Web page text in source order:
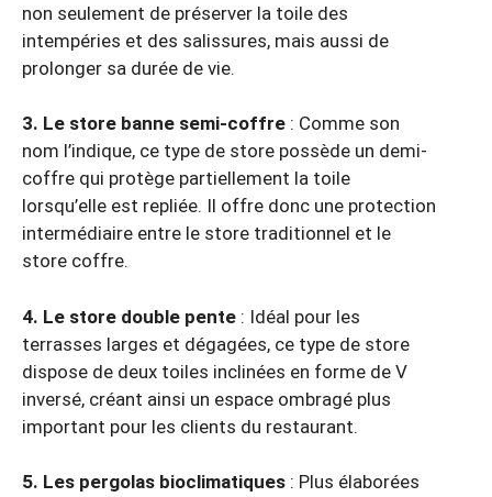
non seulement de préserver la toile des
intempéries et des salissures, mais aussi de
prolonger sa durée de vie.
3. Le store banne semi-coffre : Comme son
nom l’indique, ce type de store possède un demi-
coffre qui protège partiellement la toile
lorsqu’elle est repliée. Il offre donc une protection
intermédiaire entre le store traditionnel et le
store coffre.
4. Le store double pente : Idéal pour les
terrasses larges et dégagées, ce type de store
dispose de deux toiles inclinées en forme de V
inversé, créant ainsi un espace ombragé plus
important pour les clients du restaurant.
5. Les pergolas bioclimatiques : Plus élaborées